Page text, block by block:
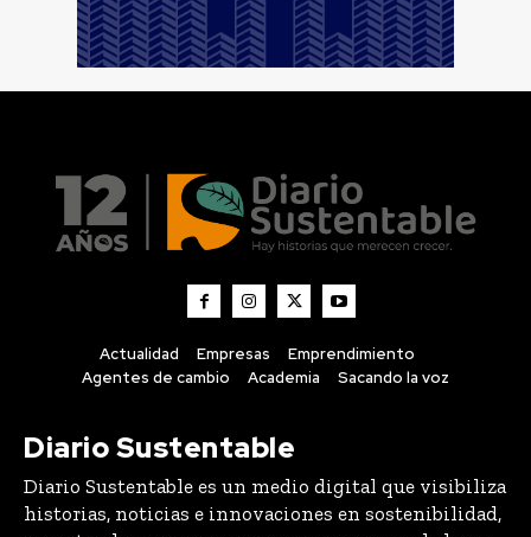
Actualidad Empresas
Emprendimiento
Agentes de cambio
Academia Sacando la voz
Diario Sustentable
Diario Sustentable es un medio digital que visibiliza
historias, noticias e innovaciones en sostenibilidad,